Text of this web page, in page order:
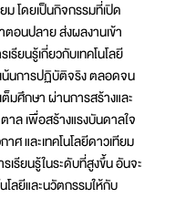
ม โดยเป็นกิจกรรมที่เปิด
ตอนปลาย ส่งผลงานเข้า
รียนรู้เกี่ยวกับเทคโนโลยี
เน้นการปฏิบัติจริง ตลอดจน
มศึกษา ผ่านการสร้างและ
ล เพื่อสร้างแรงบันดาลใจ
าศ และเทคโนโลยีดาวเทียม
เรียนรู้ในระดับที่สูงขึ้น อันจะ
ลยีและนวัตกรรมให้กับ